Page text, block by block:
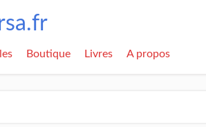
Boutique Livres A propos